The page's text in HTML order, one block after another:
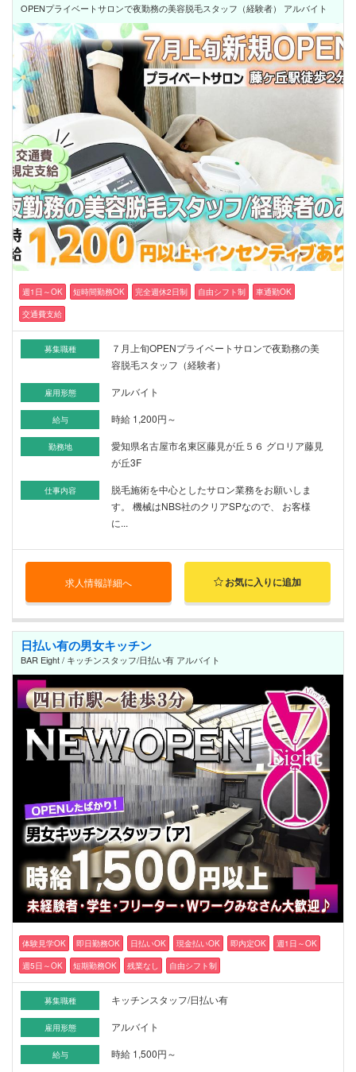
OPENプライベートサロンで夜勤務の美容脱毛スタッフ（経験者） アルバイト
週1日～OK 短時間勤務OK 完全週休2日制 自由シフト制
車通勤OK
交通費支給
募集職種
７月上旬OPENプライベートサロンで夜勤務の美
容脱毛スタッフ（経験者）
雇用形態 アルバイト
給与 時給 1,200円～
勤務地
愛知県名古屋市名東区藤見が丘５６ グロリア藤見
が丘3F
仕事内容
脱毛施術を中心としたサロン業務をお願いしま
す。 機械はNBS社のクリアSPなので、 お客様
に...
求人情報詳細へ お気に入りに追加
日払い有の男女キッチン
BAR Eight / キッチンスタッフ/日払い有 アルバイト
体験見学OK 即日勤務OK 日払いOK 現金払いOK 即内定OK
週1日～OK
週5日～OK
短期勤務OK 残業なし 自由シフト制
募集職種 キッチンスタッフ/日払い有
雇用形態 アルバイト
給与 時給 1,500円～